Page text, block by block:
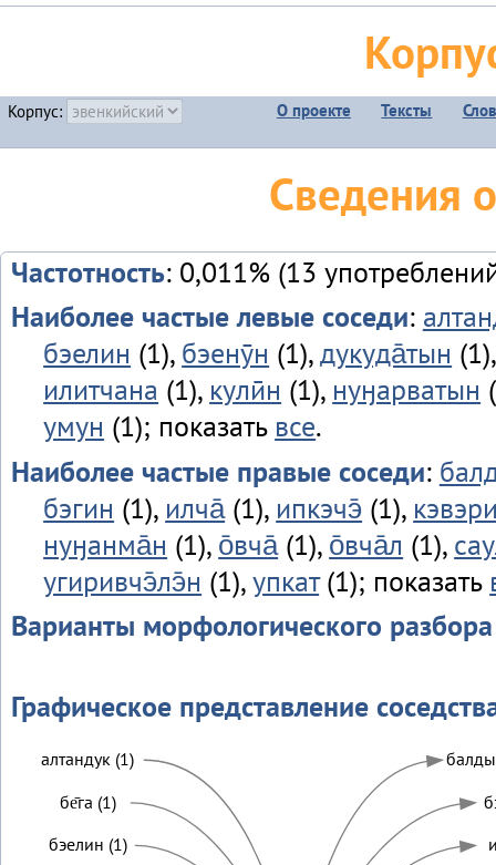
Корпус: О проекте Тексты
Сведения
Частотность: 0,011% (13
Наиболее частые левые соседи:
бэелин (1), бэенӯн (1),дукуда̄тын
илитчана (1), кулӣн (1), нуӈарватын
умун (1); показать все.
Наиболее частые правые соседи:
бэгин (1), илча̄(1), ипкэчэ̄ (1),
нуӈанма̄н (1), о̄вча̄(1), о̄вча̄л (1),
угиривчэ̄лэ̄н (1),упкат(1); показать
Варианты морфологического разбора
Графическое представление
алтандук (1)
бе̄га (1)
бэелин (1)